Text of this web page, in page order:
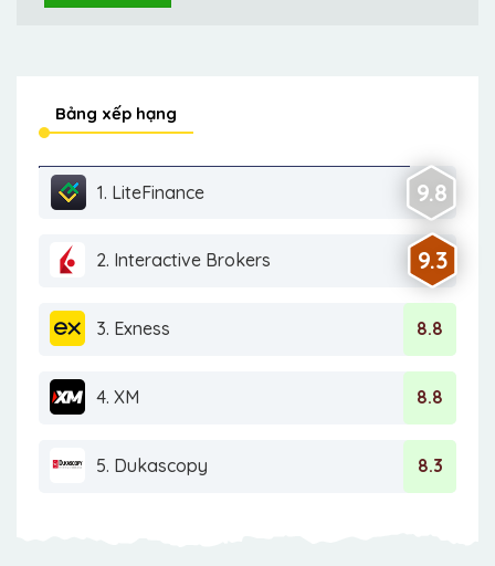
Bảng xếp hạng
1. LiteFinance 9.8
2. Interactive Brokers 9.3
3. Exness 8.8
4. XM 8.8
5. Dukascopy 8.3